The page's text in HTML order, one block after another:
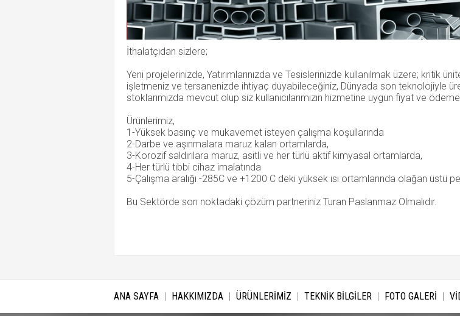
İthalatçıdan sizlere;
Yeni projelerinizde, Yatırımlarınızda ve Tesislerinizde kullanılmak üzere; kritik
işletmeniz ve tersanenizde ihtiyaç duyabileceğiniz, Dünyada son teknolojiyle
stoklarımızda mevcut olup siz kullanıcılarımızın hizmetine uygun fiyat ve
Ürünlerimiz,
1-Yüksek basınç ve mukavemet isteyen çalışma koşullarında
2-Darbe ve aşınmalara maruz kalan ortamlarda,
3-Korozif saldırılara maruz, asitli ve her türlü aktif kimyasal ortamlarda,
4-Her türlü tıbbi cihaz imalatında
5-Çalışma aralığı -285C ve +1200 C deki yüksek ısı ortamlarında olağan üstü
Bu Sektörde son noktadaki çözüm partneriniz Turan Paslanmaz Olmalıdır.
ANA SAYFA HAKKIMIZDA ÜRÜNLERİMİZ TEKNİK BİLGİLER FOTO GALERİ